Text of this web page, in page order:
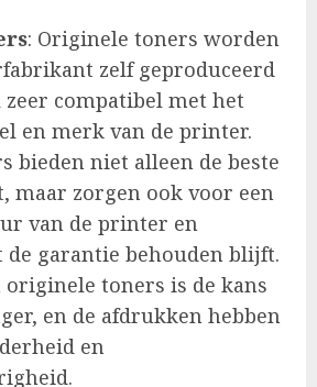
: Originele toners worden
zelf geproduceerd
compatibel met het
en merk van de printer.
bieden niet alleen de beste
maar zorgen ook voor een
van de printer en
de garantie behouden blijft.
toners is de kans
en de afdrukken hebben
en